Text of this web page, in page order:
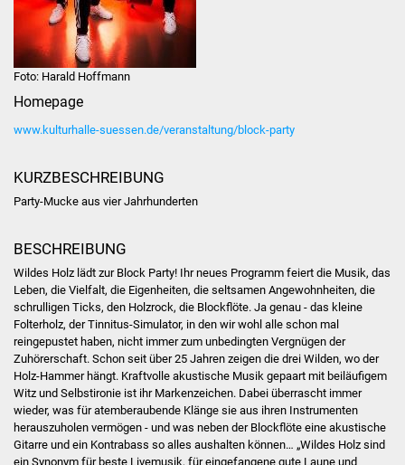
Stadtinfo
Schulentwicklung Bizet
Sanierung Hallenbad
Sanierung Bizethalle
Ortsentwicklung
Presse
Foto: Harald Hoffmann
Homepage
www.kulturhalle-suessen.de/veranstaltung/block-party
KURZBESCHREIBUNG
Party-Mucke aus vier Jahrhunderten
BESCHREIBUNG
Wildes Holz lädt zur Block Party! Ihr neues Programm feiert die Musik, das
Leben, die Vielfalt, die Eigenheiten, die seltsamen Angewohnheiten, die
schrulligen Ticks, den Holzrock, die Blockflöte. Ja genau - das kleine
Folterholz, der Tinnitus-Simulator, in den wir wohl alle schon mal
reingepustet haben, nicht immer zum unbedingten Vergnügen der
Zuhörerschaft. Schon seit über 25 Jahren zeigen die drei Wilden, wo der
Holz-Hammer hängt. Kraftvolle akustische Musik gepaart mit beiläufigem
Witz und Selbstironie ist ihr Markenzeichen. Dabei überrascht immer
wieder, was für atemberaubende Klänge sie aus ihren Instrumenten
herauszuholen vermögen - und was neben der Blockflöte eine akustische
Gitarre und ein Kontrabass so alles aushalten können… „Wildes Holz sind
ein Synonym für beste Livemusik, für eingefangene gute Laune und